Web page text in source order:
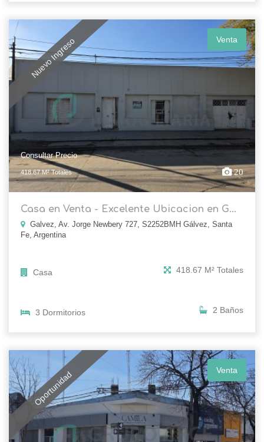
Nuevo Ingreso Venta
Consultar Precio
418.67 M² Totales 20
Casa en Venta - Excelente Ubicacion en G...
Galvez, Av. Jorge Newbery 727, S2252BMH Gálvez, Santa
Fe, Argentina
Casa 418.67 M² Totales
3 Dormitorios 2 Baños
Oportunidad Venta